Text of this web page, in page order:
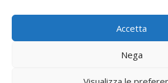
Accetta
Nega